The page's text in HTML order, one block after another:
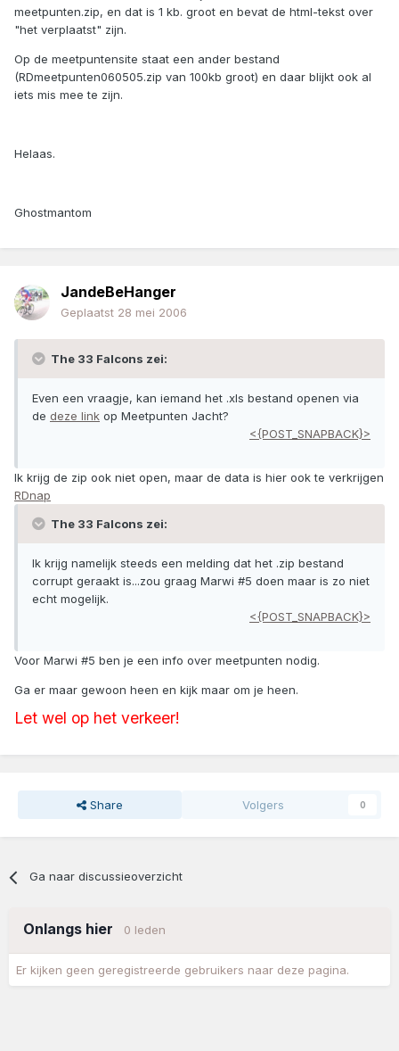
meetpunten.zip, en dat is 1 kb. groot en bevat de html-tekst over
"het verplaatst" zijn.
Op de meetpuntensite staat een ander bestand
(RDmeetpunten060505.zip van 100kb groot) en daar blijkt ook al
iets mis mee te zijn.
Helaas.
Ghostmantom
JandeBeHanger
Geplaatst 28 mei 2006
The 33 Falcons zei:
Even een vraagje, kan iemand het .xls bestand openen via
de deze link op Meetpunten Jacht?
<{POST_SNAPBACK}>
Ik krijg de zip ook niet open, maar de data is hier ook te verkrijgen
RDnap
The 33 Falcons zei:
Ik krijg namelijk steeds een melding dat het .zip bestand
corrupt geraakt is...zou graag Marwi #5 doen maar is zo niet
echt mogelijk.
<{POST_SNAPBACK}>
Voor Marwi #5 ben je een info over meetpunten nodig.
Ga er maar gewoon heen en kijk maar om je heen.
Let wel op het verkeer!
Share Volgers 0
Ga naar discussieoverzicht
Onlangs hier 0 leden
Er kijken geen geregistreerde gebruikers naar deze pagina.